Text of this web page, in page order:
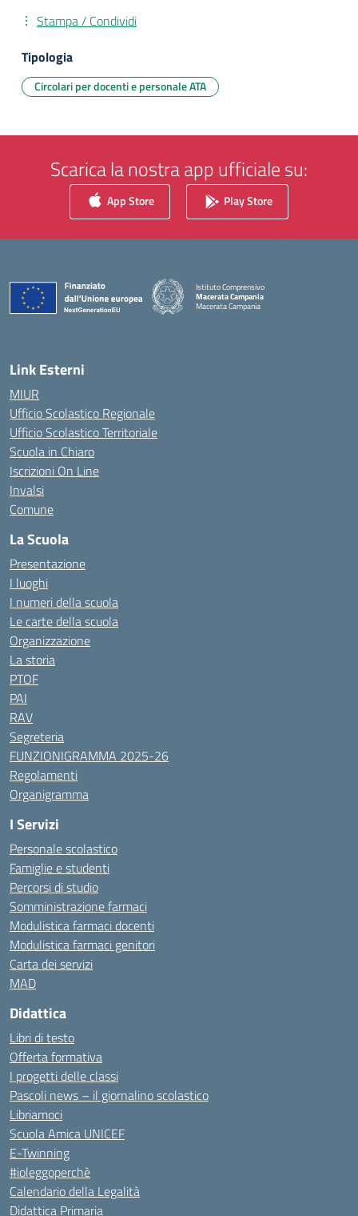
Stampa / Condividi
Tipologia
Circolari per docenti e personale ATA
Scarica la nostra app ufficiale su:
App Store Play Store
Istituto Comprensivo
Macerata Campania
Macerata Campania
— Visita la pagina iniziale della scuola
Link Esterni
MIUR
Ufficio Scolastico Regionale
Ufficio Scolastico Territoriale
Scuola in Chiaro
Iscrizioni On Line
Invalsi
Comune
La Scuola
Presentazione
I luoghi
I numeri della scuola
Le carte della scuola
Organizzazione
La storia
PTOF
PAI
RAV
Segreteria
FUNZIONIGRAMMA 2025-26
Regolamenti
Organigramma
I Servizi
Personale scolastico
Famiglie e studenti
Percorsi di studio
Somministrazione farmaci
Modulistica farmaci docenti
Modulistica farmaci genitori
Carta dei servizi
MAD
Didattica
Libri di testo
Offerta formativa
I progetti delle classi
Pascoli news – il giornalino scolastico
Libriamoci
Scuola Amica UNICEF
E-Twinning
#ioleggoperchè
Calendario della Legalità
Didattica Primaria